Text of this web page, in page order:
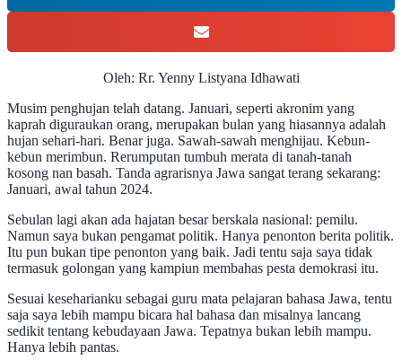
Oleh: Rr. Yenny Listyana Idhawati
Musim penghujan telah datang. Januari, seperti akronim yang
kaprah diguraukan orang, merupakan bulan yang hiasannya adalah
hujan sehari-hari. Benar juga. Sawah-sawah menghijau. Kebun-
kebun merimbun. Rerumputan tumbuh merata di tanah-tanah
kosong nan basah. Tanda agrarisnya Jawa sangat terang sekarang:
Januari, awal tahun 2024.
Sebulan lagi akan ada hajatan besar berskala nasional: pemilu.
Namun saya bukan pengamat politik. Hanya penonton berita politik.
Itu pun bukan tipe penonton yang baik. Jadi tentu saja saya tidak
termasuk golongan yang kampiun membahas pesta demokrasi itu.
Sesuai keseharianku sebagai guru mata pelajaran bahasa Jawa, tentu
saja saya lebih mampu bicara hal bahasa dan misalnya lancang
sedikit tentang kebudayaan Jawa. Tepatnya bukan lebih mampu.
Hanya lebih pantas.